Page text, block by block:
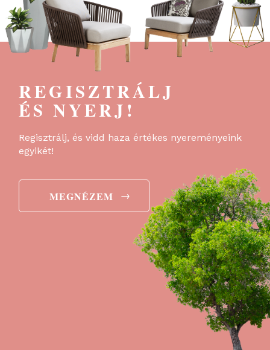
REGISZTRÁLJ
ÉS NYERJ!
Regisztrálj, és vidd haza értékes nyereményeink
egyikét!
MEGNÉZEM →